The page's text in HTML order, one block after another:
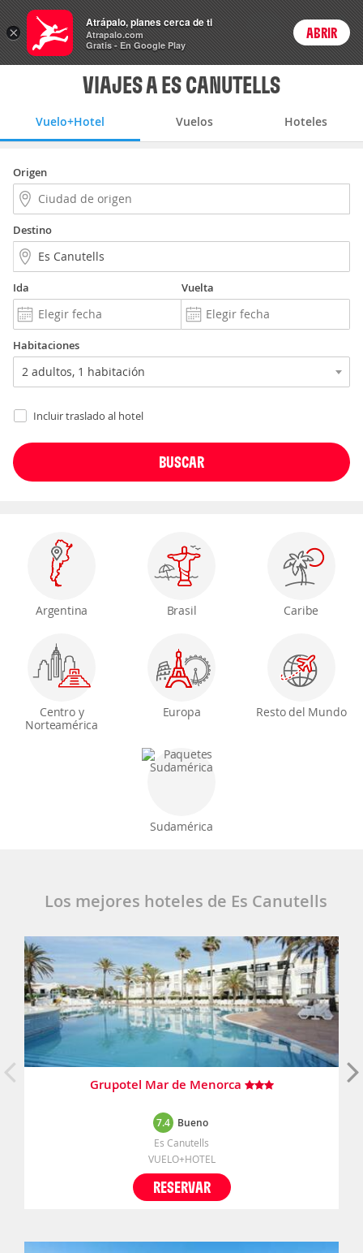
Vuelo+Hotel Precios enPeso
ARSCambiar moneda
Login
VIAJES A ES CANUTELLS
Vuelo+Hotel Vuelos Hoteles
Origen
Destino
Ida Vuelta
Habitaciones
Incluir traslado al hotel
Argentina Brasil Caribe
Centro y
Norteamérica
Europa Resto del Mundo
Sudamérica
Los mejores hoteles de Es Canutells
Grupotel Mar de Menorca
7.4 Bueno
Es Canutells
VUELO+HOTEL
RESERVAR
×
Atrápalo, planes cerca de ti
Atrapalo.com
Gratis - En Google Play
ABRIR